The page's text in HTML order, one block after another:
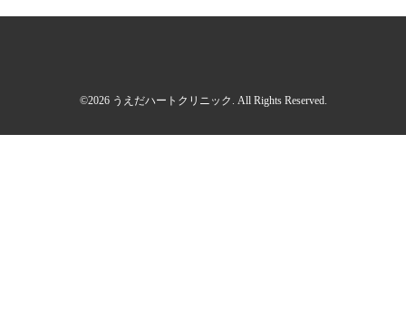
©2026 うえだハートクリニック . All Rights Reserved.